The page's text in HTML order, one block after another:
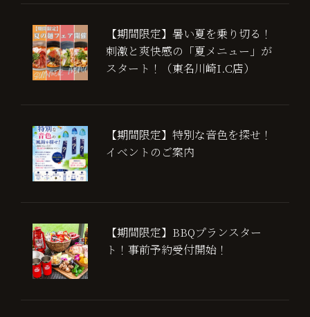
【期間限定】暑い夏を乗り切る！
刺激と爽快感の「夏メニュー」が
スタート！（東名川崎I.C店）
【期間限定】特別な音色を探せ！
イベントのご案内
【期間限定】BBQプランスター
ト！事前予約受付開始！